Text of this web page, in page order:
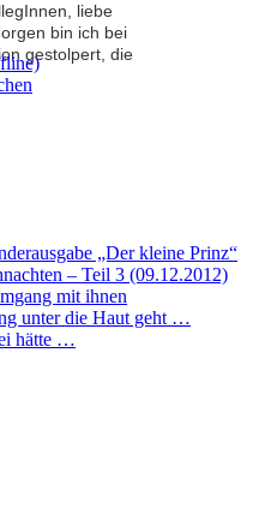
liebe
bin ich bei
gestolpert, die
„Der kleine Prinz“
– Teil 3 (09.12.2012)
mit ihnen
unter die Haut geht …
hätte …